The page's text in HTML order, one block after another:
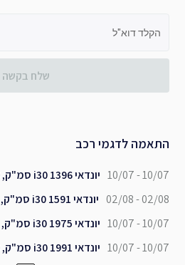
הקלד דוא"ל
שלח בקשה
התאמה לדגמי רכב
יונדאי i30 1396 סמ"ק, 109 כ"ס ,בנזין ,הצ'בק 10/07 - 10/07
יונדאי i30 1591 סמ"ק, 126 כ"ס ,בנזין ,הצ'בק 02/08 - 02/08
יונדאי i30 1975 סמ"ק, 143 כ"ס ,בנזין ,הצ'בק 10/07 - 10/07
יונדאי i30 1991 סמ"ק, 140 כ"ס ,דיזל ,הצ'בק 10/07 - 10/07